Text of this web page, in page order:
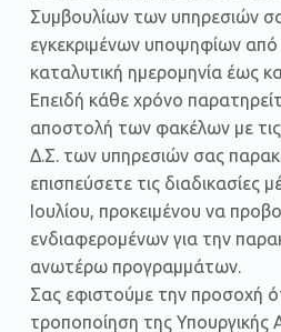
Συμβουλίων των υπηρεσιών
εγκεκριμένων υποψηφίων
καταλυτική ημερομηνία έως
Επειδή κάθε χρόνο
αποστολή των φακέλων με
Δ.Σ. των υπηρεσιών σας
επισπεύσετε τις διαδικασίες
Ιουλίου, προκειμένου να
ενδιαφερομένων για την
ανωτέρω προγραμμάτων.
Σας εφιστούμε την προσοχή
τροποποίηση της